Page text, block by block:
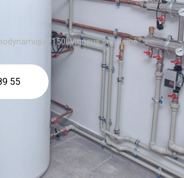
150l Vigneux sur Seine
55